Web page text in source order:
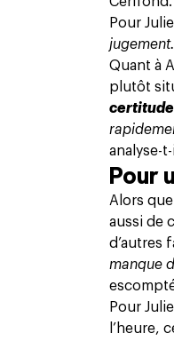
Pour
Quant à
plutôt
certitude
analyse-t-
Pour
Alors
aussi de
d’autres
manque
Pour
l’heure,